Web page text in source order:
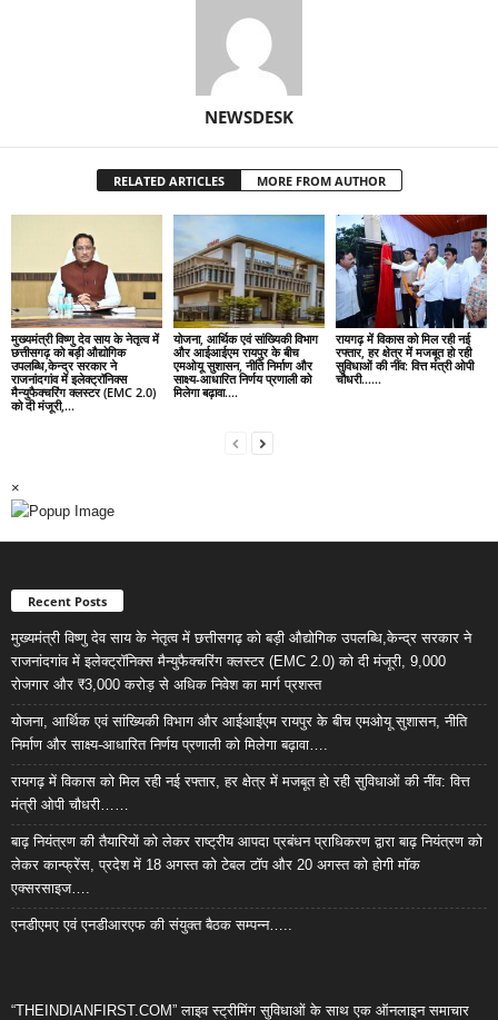
NEWSDESK
RELATED ARTICLES MORE FROM AUTHOR
मुख्यमंत्री विष्णु देव साय के नेतृत्व में
छत्तीसगढ़ को बड़ी औद्योगिक
उपलब्धि,केन्द्र सरकार ने
राजनांदगांव में इलेक्ट्रॉनिक्स
मैन्युफैक्चरिंग क्लस्टर (EMC 2.0)
को दी मंजूरी,...
योजना, आर्थिक एवं सांख्यिकी विभाग
और आईआईएम रायपुर के बीच
एमओयू सुशासन, नीति निर्माण और
साक्ष्य-आधारित निर्णय प्रणाली को
मिलेगा बढ़ावा….
रायगढ़ में विकास को मिल रही नई
रफ्तार, हर क्षेत्र में मजबूत हो रही
सुविधाओं की नींव: वित्त मंत्री ओपी
चौधरी……
×
Recent Posts
मुख्यमंत्री विष्णु देव साय के नेतृत्व में छत्तीसगढ़ को बड़ी औद्योगिक उपलब्धि,केन्द्र सरकार ने
राजनांदगांव में इलेक्ट्रॉनिक्स मैन्युफैक्चरिंग क्लस्टर (EMC 2.0) को दी मंजूरी, 9,000
रोजगार और ₹3,000 करोड़ से अधिक निवेश का मार्ग प्रशस्त
योजना, आर्थिक एवं सांख्यिकी विभाग और आईआईएम रायपुर के बीच एमओयू सुशासन, नीति
निर्माण और साक्ष्य-आधारित निर्णय प्रणाली को मिलेगा बढ़ावा….
रायगढ़ में विकास को मिल रही नई रफ्तार, हर क्षेत्र में मजबूत हो रही सुविधाओं की नींव: वित्त
मंत्री ओपी चौधरी……
बाढ़ नियंत्रण की तैयारियों को लेकर राष्ट्रीय आपदा प्रबंधन प्राधिकरण द्वारा बाढ़ नियंत्रण को
लेकर कान्फ्रेंस, प्रदेश में 18 अगस्त को टेबल टॉप और 20 अगस्त को होगी मॉक
एक्सरसाइज….
एनडीएमए एवं एनडीआरएफ की संयुक्त बैठक सम्पन्न…..
“THEINDIANFIRST.COM” लाइव स्ट्रीमिंग सुविधाओं के साथ एक ऑनलाइन समाचार